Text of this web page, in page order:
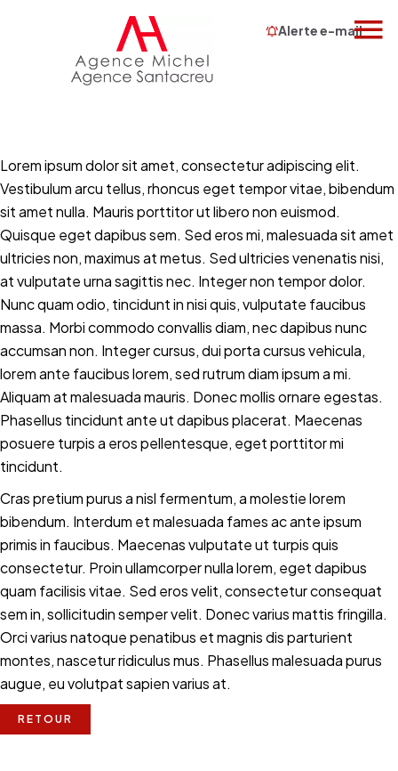
Alerte e-mail
Lorem ipsum dolor sit amet, consectetur adipiscing elit.
Vestibulum arcu tellus, rhoncus eget tempor vitae, bibendum
sit amet nulla. Mauris porttitor ut libero non euismod.
Quisque eget dapibus sem. Sed eros mi, malesuada sit amet
ultricies non, maximus at metus. Sed ultricies venenatis nisi,
at vulputate urna sagittis nec. Integer non tempor dolor.
Nunc quam odio, tincidunt in nisi quis, vulputate faucibus
massa. Morbi commodo convallis diam, nec dapibus nunc
accumsan non. Integer cursus, dui porta cursus vehicula,
lorem ante faucibus lorem, sed rutrum diam ipsum a mi.
Aliquam at malesuada mauris. Donec mollis ornare egestas.
Phasellus tincidunt ante ut dapibus placerat. Maecenas
posuere turpis a eros pellentesque, eget porttitor mi
tincidunt.
Cras pretium purus a nisl fermentum, a molestie lorem
bibendum. Interdum et malesuada fames ac ante ipsum
primis in faucibus. Maecenas vulputate ut turpis quis
consectetur. Proin ullamcorper nulla lorem, eget dapibus
quam facilisis vitae. Sed eros velit, consectetur consequat
sem in, sollicitudin semper velit. Donec varius mattis fringilla.
Orci varius natoque penatibus et magnis dis parturient
montes, nascetur ridiculus mus. Phasellus malesuada purus
augue, eu volutpat sapien varius at.
RETOUR